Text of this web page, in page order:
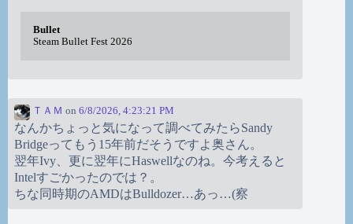
Bullet
Steam Bullet Fest 2026
ＴＡＭ on 6/8/2026, 4:23:21 PM
なんかちょっと気になって調べてみたらSandy
Bridgeってもう15年前だそうですよ奥さん。
翌年Ivy、更に翌年にHaswellなのね。今考えると
Intelすごかったのでは？。
ちな同時期のAMDはBulldozer…あっ…(察